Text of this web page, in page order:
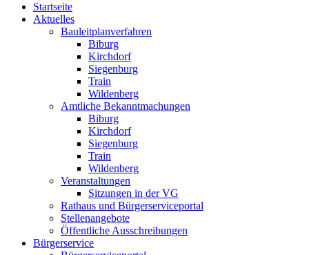
Startseite
Aktuelles
Bauleitplanverfahren
Biburg
Kirchdorf
Siegenburg
Train
Wildenberg
Amtliche Bekanntmachungen
Biburg
Kirchdorf
Siegenburg
Train
Wildenberg
Veranstaltungen
Sitzungen in der VG
Rathaus und Bürgerserviceportal
Stellenangebote
Öffentliche Ausschreibungen
Bürgerservice